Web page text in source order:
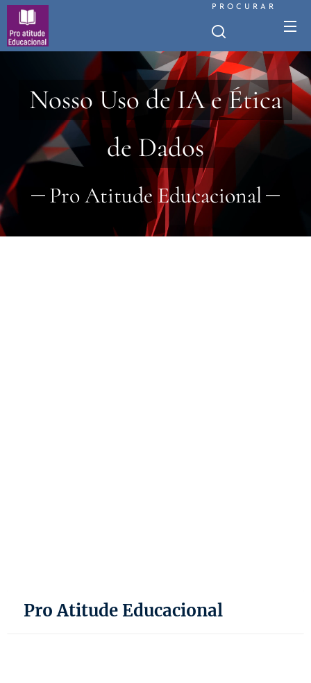
PROCURAR
Nosso Uso de IA e Ética
de Dados
Pro Atitude Educacional
Pro Atitude Educacional